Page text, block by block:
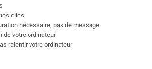
clics
nécessaire, pas de message
de votre ordinateur
ralentir votre ordinateur